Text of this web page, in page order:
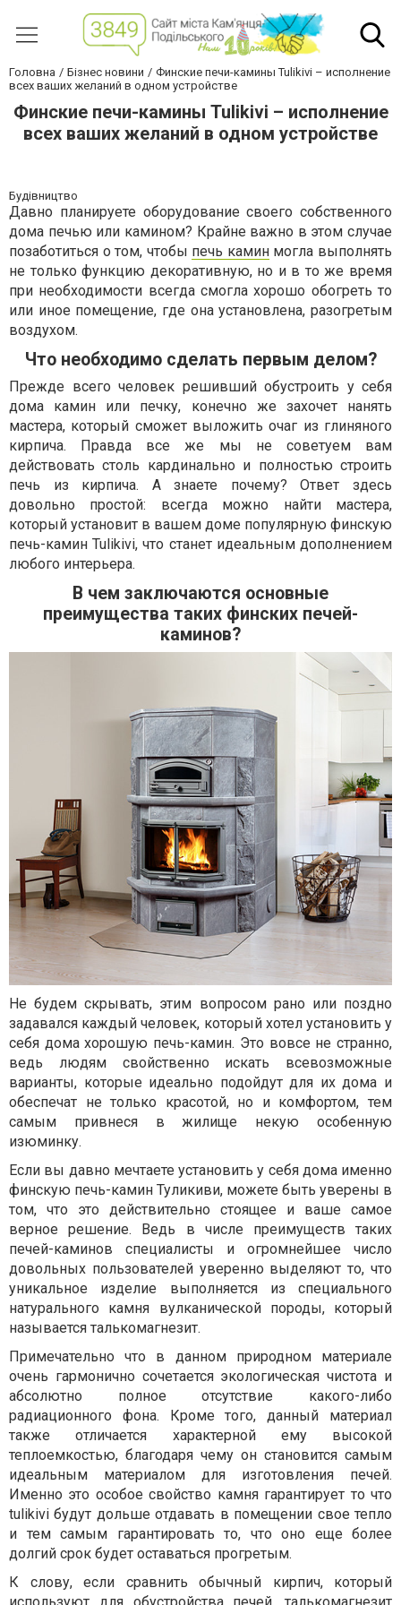
Головна Бізнес новини
Финские печи-камины Tulikivi – исполнение
всех ваших желаний в одном устройстве
Финские печи-камины Tulikivi – исполнение
всех ваших желаний в одном устройстве
Будівництво
Давно планируете оборудование своего собственного
дома печью или камином? Крайне важно в этом случае
позаботиться о том, чтобы печь каминмогла выполнять
не только функцию декоративную, но и в то же время
при необходимости всегда смогла хорошо обогреть то
или иное помещение, где она установлена, разогретым
воздухом.
Что необходимо сделать первым делом?
Прежде всего человек решивший обустроить у себя
дома камин или печку, конечно же захочет нанять
мастера, который сможет выложить очаг из глиняного
кирпича. Правда все же мы не советуем вам
действовать столь кардинально и полностью строить
печь из кирпича. А знаете почему? Ответ здесь
довольно простой: всегда можно найти мастера,
который установит в вашем доме популярную финскую
печь-камин Tulikivi, что станет идеальным дополнением
любого интерьера.
В чем заключаются основные
преимущества таких финских печей-
каминов?
Не будем скрывать, этим вопросом рано или поздно
задавался каждый человек, который хотел установить у
себя дома хорошую печь-камин. Это вовсе не странно,
ведь людям свойственно искать всевозможные
варианты, которые идеально подойдут для их дома и
обеспечат не только красотой, но и комфортом, тем
самым привнеся в жилище некую особенную
изюминку.
Если вы давно мечтаете установить у себя дома именно
финскую печь-камин Туликиви, можете быть уверены в
том, что это действительно стоящее и ваше самое
верное решение. Ведь в числе преимуществ таких
печей-каминов специалисты и огромнейшее число
довольных пользователей уверенно выделяют то, что
уникальное изделие выполняется из специального
натурального камня вулканической породы, который
называется талькомагнезит.
Примечательно что в данном природном материале
очень гармонично сочетается экологическая чистота и
абсолютно полное отсутствие какого-либо
радиационного фона. Кроме того, данный материал
также отличается характерной ему высокой
теплоемкостью, благодаря чему он становится самым
идеальным материалом для изготовления печей.
Именно это особое свойство камня гарантирует то что
tulikivi будут дольше отдавать в помещении свое тепло
и тем самым гарантировать то, что оно еще более
долгий срок будет оставаться прогретым.
К слову, если сравнить обычный кирпич, который